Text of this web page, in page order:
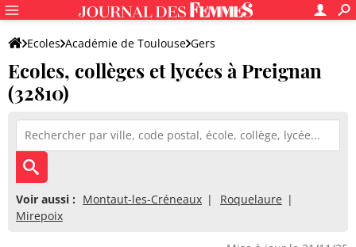
Ecoles Académie de Toulouse Gers
Ecoles, collèges et lycées à Preignan
(32810)
Voir aussi : Montaut-les-Créneaux
Roquelaure
Mirepoix